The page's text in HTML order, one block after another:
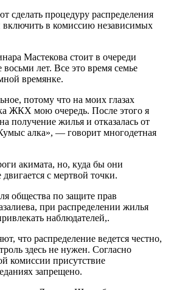
сделать процедуру распределения
включить в комиссию независимых
Мастекова стоит в очереди
лет. Все это время семье
времянке.
потому что на моих глазах
ЖКХ мою очередь. После этого я
получение жилья и отказалась от
алка», — говорит многодетная
акимата, но, куда бы они
с мертвой точки.
общества по защите прав
при распределении жилья
наблюдателей,.
что распределение ведется честно,
здесь не нужен. Согласно
комиссии присутствие
запрещено.